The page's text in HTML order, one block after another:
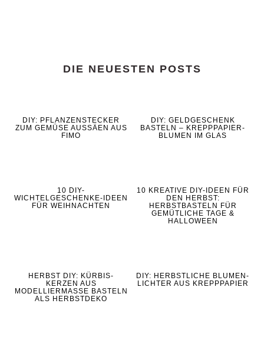
DIE NEUESTEN POSTS
DIY: PFLANZENSTECKER
ZUM GEMÜSE AUSSÄEN AUS
FIMO
DIY: GELDGESCHENK
BASTELN – KREPPPAPIER-
BLUMEN IM GLAS
10 DIY-
WICHTELGESCHENKE-IDEEN
FÜR WEIHNACHTEN
10 KREATIVE DIY-IDEEN FÜR
DEN HERBST:
HERBSTBASTELN FÜR
GEMÜTLICHE TAGE &
HALLOWEEN
HERBST DIY: KÜRBIS-
KERZEN AUS
MODELLIERMASSE BASTELN
ALS HERBSTDEKO
DIY: HERBSTLICHE BLUMEN-
LICHTER AUS KREPPPAPIER